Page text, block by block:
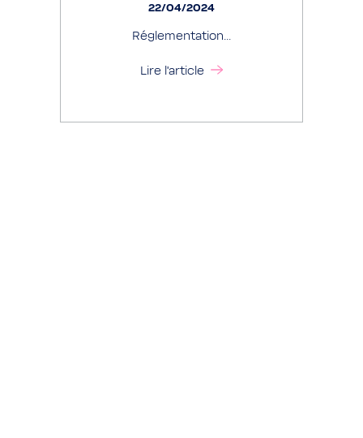
22/04/2024
Réglementation...
Lire l'article